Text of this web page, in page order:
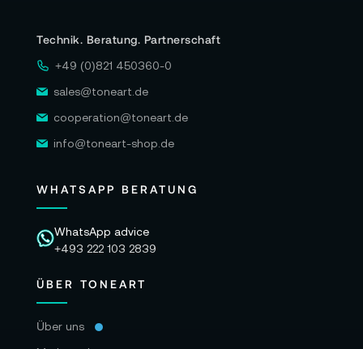
Technik. Beratung. Partnerschaft
+49 (0)821 450360-0
sales@toneart.de
cooperation@toneart.de
info@toneart-shop.de
WHATSAPP BERATUNG
WhatsApp advice
+493 222 103 2839
ÜBER TONEART
Über uns